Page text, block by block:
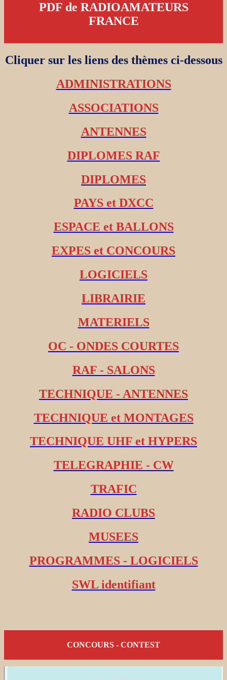
PDF de RADIOAMATEURS
FRANCE
Cliquer sur les liens des thèmes ci-dessous
ADMINISTRATIONS
ASSOCIATIONS
ANTENNES
DIPLOMES RAF
DIPLOMES
PAYS et DXCC
ESPACE et BALLONS
EXPES et CONCOURS
LOGICIELS
LIBRAIRIE
MATERIELS
OC - ONDES COURTES
RAF - SALONS
TECHNIQUE - ANTENNES
TECHNIQUE et MONTAGES
TECHNIQUE UHF et HYPERS
TELEGRAPHIE - CW
TRAFIC
RADIO CLUBS
MUSEES
PROGRAMMES - LOGICIELS
SWL identifiant
CONCOURS - CONTEST